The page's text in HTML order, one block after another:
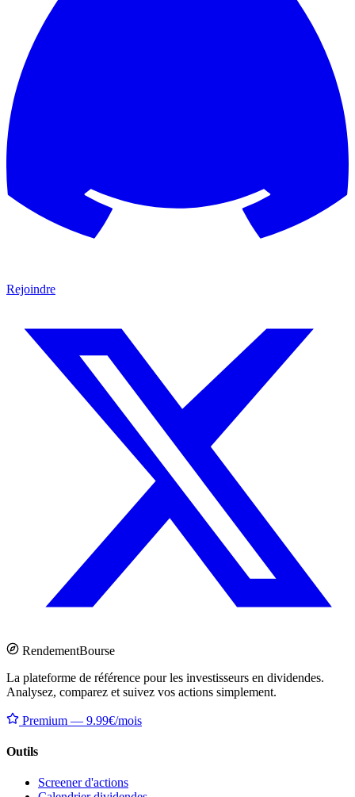
Rejoindre
RendementBourse
La plateforme de référence pour les investisseurs en dividendes.
Analysez, comparez et suivez vos actions simplement.
Premium — 9.99€/mois
Outils
Screener d'actions